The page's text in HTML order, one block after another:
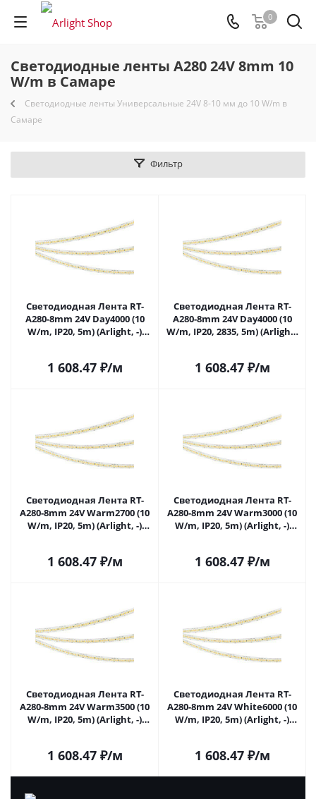
0
Светодиодные ленты A280 24V 8mm 10
W/m в Самаре
Светодиодные ленты Универсальные 24V 8-10 мм до 10 W/m в
Самаре
Фильтр
Светодиодная Лента RT-
A280-8mm 24V Day4000 (10
W/m, IP20, 5m) (Arlight, -)
1 608.47₽/м
Светодиодная Лента RT-
A280-8mm 24V Day4000 (10
W/m, IP20, 2835, 5m) (Arlight,
1 608.47₽/м
Светодиодная Лента RT-
A280-8mm 24V Warm2700 (10
W/m, IP20, 5m) (Arlight, -)
1 608.47₽/м
Светодиодная Лента RT-
A280-8mm 24V Warm3000 (10
W/m, IP20, 5m) (Arlight, -)
1 608.47₽/м
Светодиодная Лента RT-
A280-8mm 24V Warm3500 (10
W/m, IP20, 5m) (Arlight, -)
1 608.47₽/м
Светодиодная Лента RT-
A280-8mm 24V White6000 (10
W/m, IP20, 5m) (Arlight, -)
1 608.47₽/м